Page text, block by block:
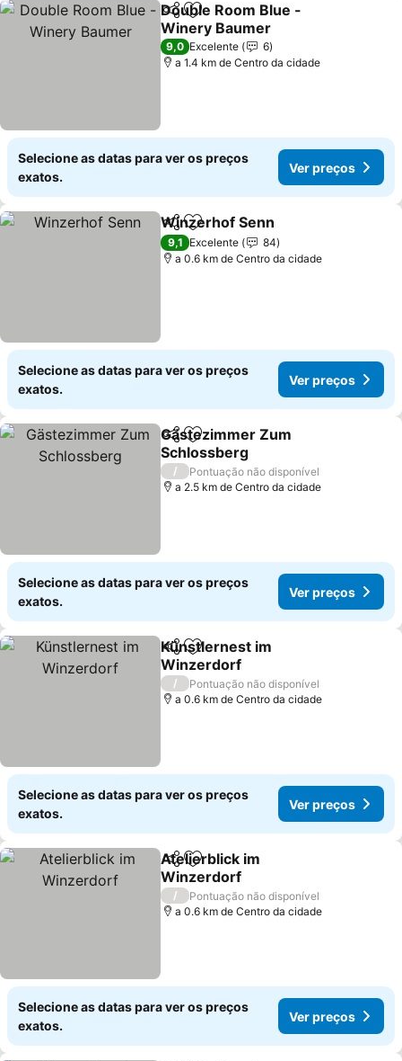
PartilharAdicionar aos favoritos
Double Room Blue -
Winery Baumer
Ver preços
9,0 Excelente
6
a 1.4 km de Centro da cidade
Selecione as datas para ver os preços
exatos.
Ver preços
PartilharAdicionar aos favoritos
Winzerhof Senn
9,1 Excelente
84
a 0.6 km de Centro da cidade
Selecione as datas para ver os preços
exatos.
Ver preços
PartilharAdicionar aos favoritos
Gästezimmer Zum
Schlossberg
Ver preços
/
Pontuação não disponível
a 2.5 km de Centro da cidade
Selecione as datas para ver os preços
exatos.
Ver preços
PartilharAdicionar aos favoritos
Künstlernest im
Winzerdorf
Ver preços
/
Pontuação não disponível
a 0.6 km de Centro da cidade
Selecione as datas para ver os preços
exatos.
Ver preços
PartilharAdicionar aos favoritos
Atelierblick im
Winzerdorf
Ver preços
/
Pontuação não disponível
a 0.6 km de Centro da cidade
Selecione as datas para ver os preços
exatos.
Ver preços